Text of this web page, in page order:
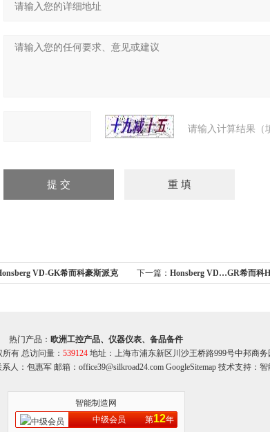
请输入计算结果（
VD-GK希而科豪斯派克 下一篇： Honsberg VD…GR希而科
热门产品： 欧洲工控产品、仪器仪表、备品备件
有 总访问量： 539124地址：上海市浦东新区川沙王桥路999号中邦商务
人：包惠军 邮箱：office39@silkroad24.com GoogleSitemap技术支持：智
智能制造网
中级会员
第12年